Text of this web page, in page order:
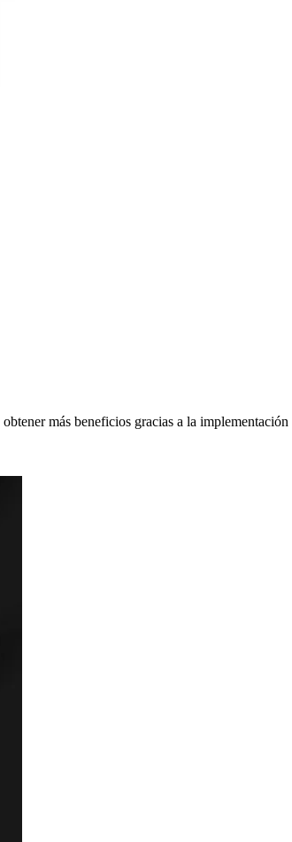
más beneficios gracias a la implementación